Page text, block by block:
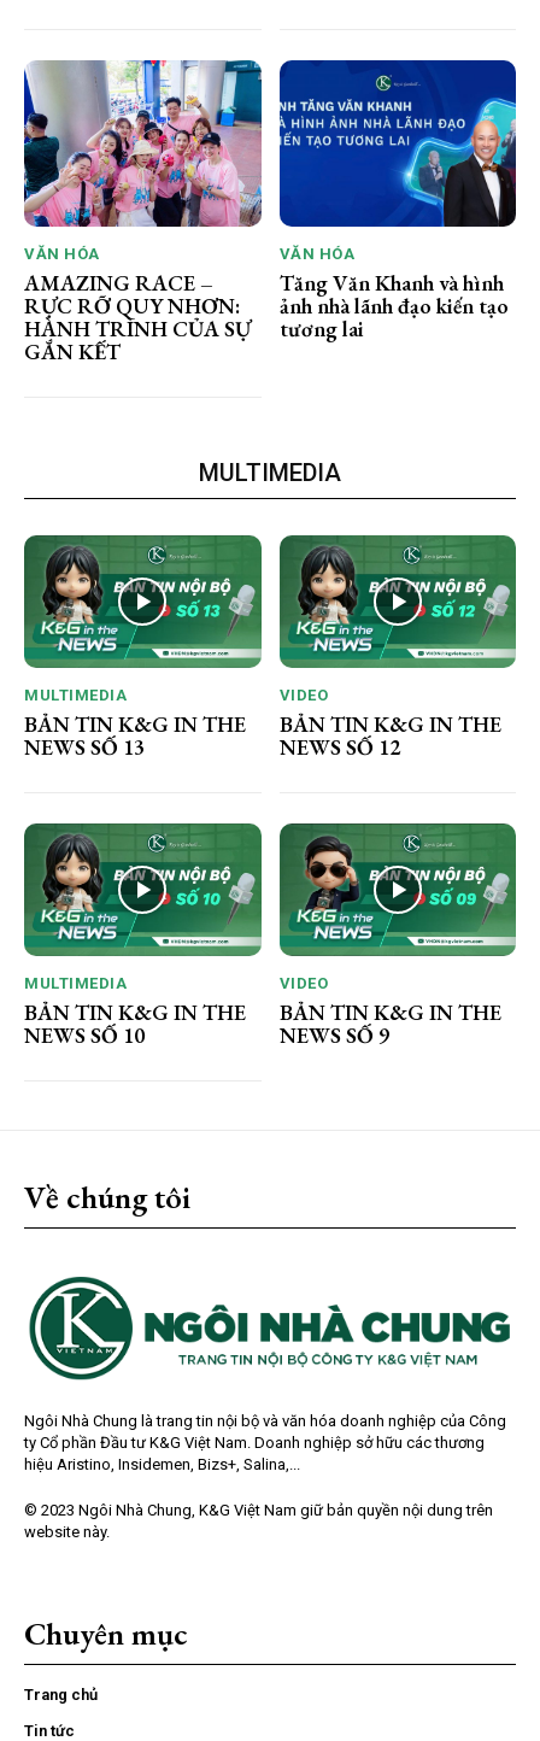
VĂN HÓA
AMAZING RACE –
RỰC RỠ QUY NHƠN:
HÀNH TRÌNH CỦA SỰ
GẮN KẾT
VĂN HÓA
Tăng Văn Khanh và hình
ảnh nhà lãnh đạo kiến tạo
tương lai
MULTIMEDIA
MULTIMEDIA
BẢN TIN K&G IN THE
NEWS SỐ 13
VIDEO
BẢN TIN K&G IN THE
NEWS SỐ 12
MULTIMEDIA
BẢN TIN K&G IN THE
NEWS SỐ 10
VIDEO
BẢN TIN K&G IN THE
NEWS SỐ 9
Về chúng tôi
Ngôi Nhà Chung là trang tin nội bộ và văn hóa doanh nghiệp của Công
ty Cổ phần Đầu tư K&G Việt Nam. Doanh nghiệp sở hữu các thương
hiệu Aristino, Insidemen, Bizs+, Salina,...
© 2023 Ngôi Nhà Chung, K&G Việt Nam giữ bản quyền nội dung trên
website này.
Chuyên mục
Trang chủ
Tin tức